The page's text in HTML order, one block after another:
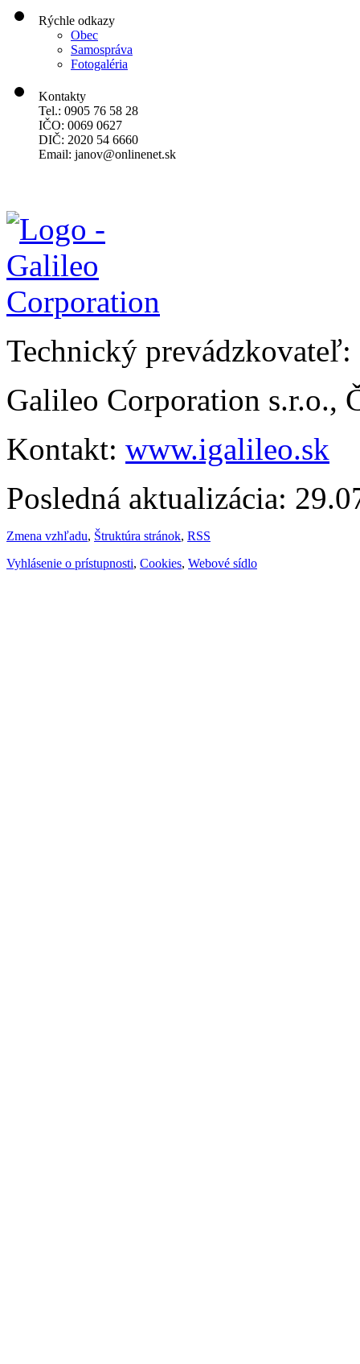
Rýchle odkazy
Obec
Samospráva
Fotogaléria
Kontakty
Tel.: 0905 76 58 28
IČO: 0069 0627
DIČ: 2020 54 6660
Email: janov@onlinenet.sk
Technický prevádzkovateľ:
Galileo Corporation s.r.o.,
Kontakt: www.igalileo.sk
Posledná aktualizácia:
Zmena vzhľadu, Štruktúra stránok, RSS
Vyhlásenie o prístupnosti, Cookies, Webové sídlo